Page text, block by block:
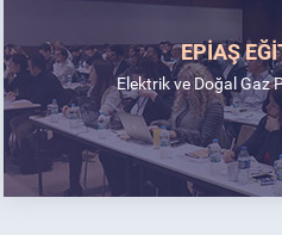
EPİAŞ
Elektrik ve Doğal Gaz